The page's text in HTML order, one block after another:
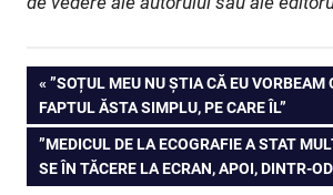
Navigare
în
articole
PREVIOUS
POST:
”SOȚUL MEU NU ȘTIA CĂ EU VORBEAM
FAPTUL ĂSTA SIMPLU, PE CARE ÎL”
NEXT
POST:
”MEDICUL DE LA ECOGRAFIE A STAT
SE ÎN TĂCERE LA ECRAN, APOI, DINTR-